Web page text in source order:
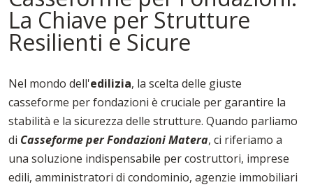
La Chiave per Strutture
Resilienti e Sicure
Nel mondo dell'edilizia, la scelta delle giuste
casseforme per fondazioni è cruciale per garantire la
stabilità e la sicurezza delle strutture. Quando parliamo
di Casseforme per Fondazioni Matera, ci riferiamo a
una soluzione indispensabile per costruttori, imprese
edili, amministratori di condominio, agenzie immobiliari